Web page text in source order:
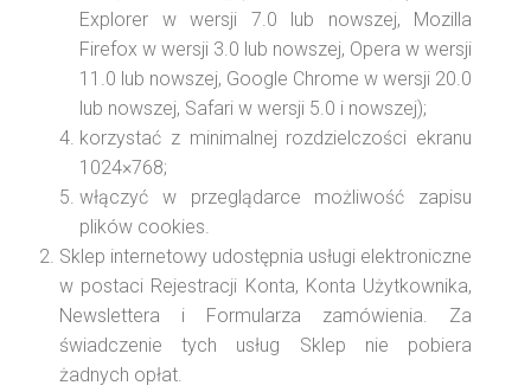
Explorer w wersji 7.0 lub nowszej, Mozilla
Firefox w wersji 3.0 lub nowszej, Opera w wersji
11.0 lub nowszej, Google Chrome w wersji 20.0
lub nowszej, Safari w wersji 5.0 i nowszej);
korzystać z minimalnej rozdzielczości ekranu
1024×768;
włączyć w przeglądarce możliwość zapisu
plików cookies.
Sklep internetowy udostępnia usługi elektroniczne
w postaci Rejestracji Konta, Konta Użytkownika,
Newslettera i Formularza zamówienia. Za
świadczenie tych usług Sklep nie pobiera
żadnych opłat.